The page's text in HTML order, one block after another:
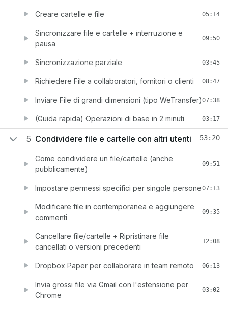
Creare cartelle e file 05:14
Sincronizzare file e cartelle + interruzione e
pausa
09:50
Sincronizzazione parziale 03:45
Richiedere File a collaboratori, fornitori o clienti 08:47
Inviare File di grandi dimensioni (tipo WeTransfer)07:38
(Guida rapida) Operazioni di base in 2 minuti 03:17
5 Condividere file e cartelle con altri utenti 53:20
Come condividere un file/cartelle (anche
pubblicamente)
09:51
Impostare permessi specifici per singole persone07:13
Modificare file in contemporanea e aggiungere
commenti
09:35
Cancellare file/cartelle + Ripristinare file
cancellati o versioni precedenti
12:08
Dropbox Paper per collaborare in team remoto 06:13
Invia grossi file via Gmail con l'estensione per
Chrome
03:02